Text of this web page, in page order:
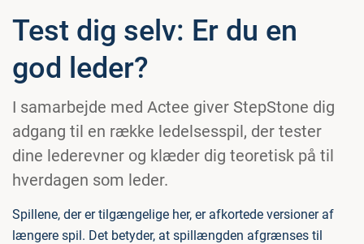
Test dig selv: Er du en
god leder?
I samarbejde med Actee giver StepStone dig
adgang til en række ledelsesspil, der tester
dine lederevner og klæder dig teoretisk på til
hverdagen som leder.
Spillene, der er tilgængelige her, er afkortede versioner af
længere spil. Det betyder, at spillængden afgrænses til